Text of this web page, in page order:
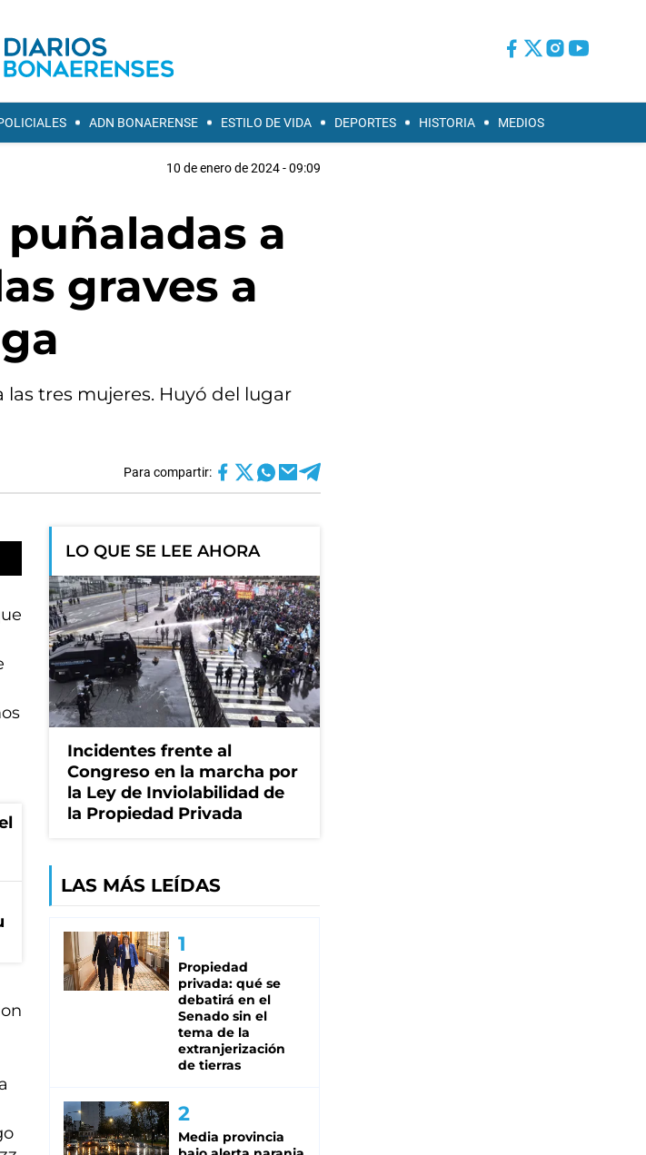
ADN BONAERENSE ESTILO DE VIDA DEPORTES HISTORIA MEDIOS
10 de enero de 2024 - 09:09
a
graves a
tres mujeres. Huyó del lugar
Para compartir:
LO QUE SE LEE AHORA
Incidentes frente al
Congreso en la marcha por
la Ley de Inviolabilidad de
la Propiedad Privada
LAS MÁS LEÍDAS
Propiedad
privada: qué se
debatirá en el
Senado sin el
tema de la
extranjerización
de tierras
Media provincia